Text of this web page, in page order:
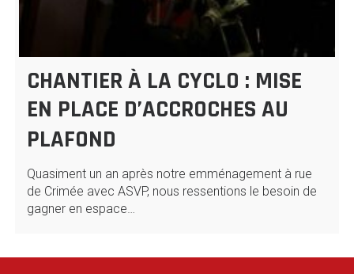
CHANTIER À LA CYCLO : MISE
EN PLACE D’ACCROCHES AU
PLAFOND
Quasiment un an après notre emménagement à rue
de Crimée avec ASVP, nous ressentions le besoin de
gagner en espace…